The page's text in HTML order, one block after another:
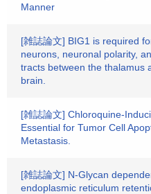
Manner
[雑誌論文] BIG1 is required
neurons, neuronal polarity,
tracts between the thalamus
brain.
[雑誌論文] Chloroquine-
Essential for Tumor Cell
Metastasis.
[雑誌論文] N-Glycan
endoplasmic reticulum